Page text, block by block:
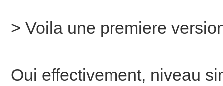
> Voila une premiere
Oui effectivement, niveau